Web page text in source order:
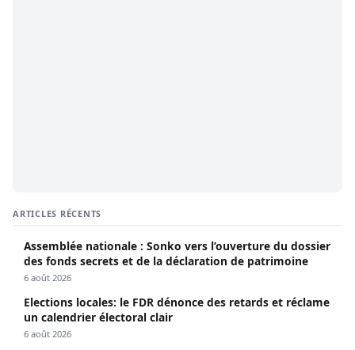
ARTICLES RÉCENTS
Assemblée nationale : Sonko vers l’ouverture du dossier
des fonds secrets et de la déclaration de patrimoine
6 août 2026
Elections locales: le FDR dénonce des retards et réclame
un calendrier électoral clair
6 août 2026